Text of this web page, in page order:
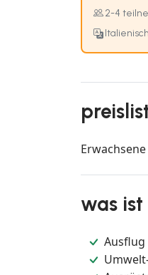
2-4
was
Ausflug